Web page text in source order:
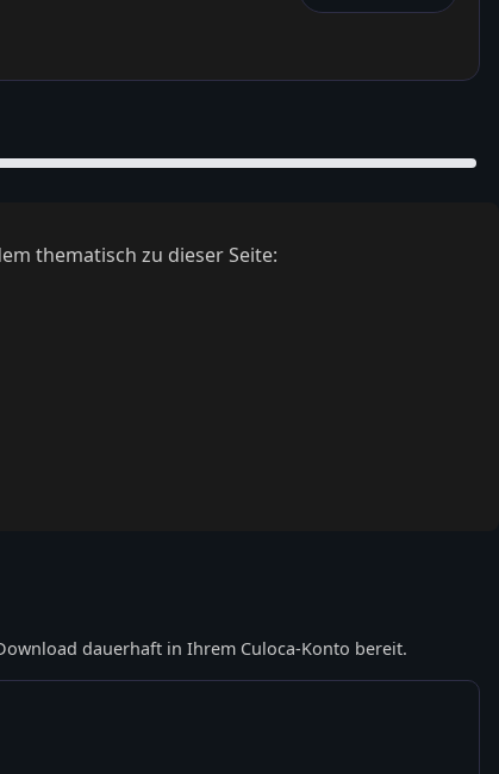
thematisch zu dieser Seite:
dauerhaft in Ihrem Culoca-Konto bereit.